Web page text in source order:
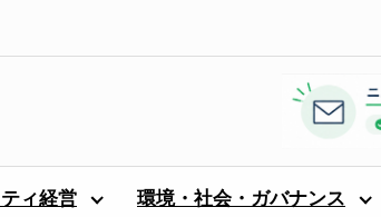
ィ経営 環境・社会・ガバナンス